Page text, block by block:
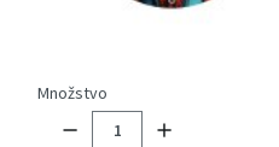
Množstvo